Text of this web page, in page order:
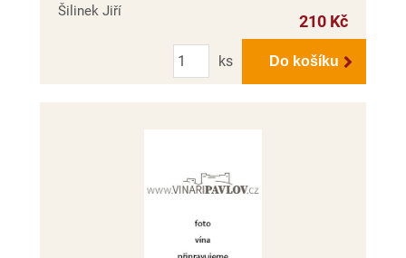
Šilinek Jiří
210 Kč
Počet
ks
Do košíku